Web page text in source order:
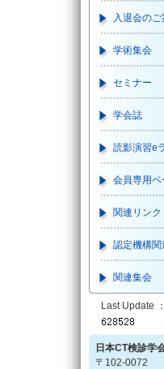
入退会のご
学術集会
セミナー
学会誌
読影演習e
会員専用ペ
関連リンク
認定機構関
関連集会
Last Update
日本CT検診学
〒102-0072